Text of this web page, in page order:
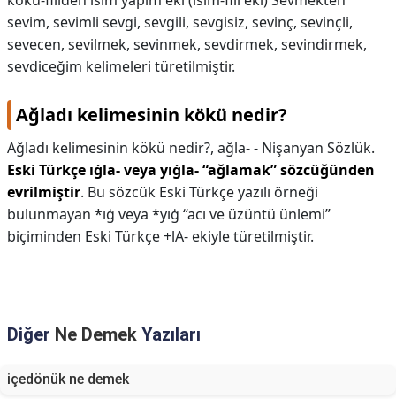
sevim, sevimli sevgi, sevgili, sevgisiz, sevinç, sevinçli,
sevecen, sevilmek, sevinmek, sevdirmek, sevindirmek,
sevdiceğim kelimeleri türetilmiştir.
Ağladı kelimesinin kökü nedir?
Ağladı kelimesinin kökü nedir?, ağla- - Nişanyan Sözlük.
Eski Türkçe ıġla- veya yıġla- “ağlamak” sözcüğünden
evrilmiştir. Bu sözcük Eski Türkçe yazılı örneği
bulunmayan *ıġ veya *yıġ “acı ve üzüntü ünlemi”
biçiminden Eski Türkçe +lA- ekiyle türetilmiştir.
Diğer Ne Demek Yazıları
içedönük ne demek